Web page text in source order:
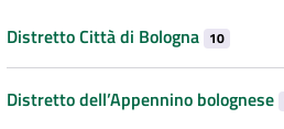
Distretto Città di Bologna 10
Distretto dell’Appennino bolognese